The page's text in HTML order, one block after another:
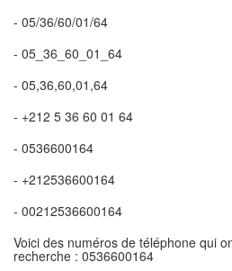
- 05/36/60/01/64
- 05_36_60_01_64
- 05,36,60,01,64
- +212 5 36 60 01 64
- 0536600164
- +212536600164
- 00212536600164
Voici des numéros de téléphone qui
recherche : 0536600164